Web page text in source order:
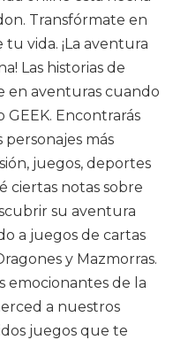
Transfórmate en
vida. ¡La aventura
Las historias de
en aventuras cuando
Encontrarás
personajes más
juegos, deportes
ciertas notas sobre
su aventura
a juegos de cartas
y Mazmorras.
emocionantes de la
a nuestros
juegos que te